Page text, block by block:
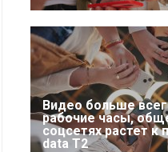
Видео больше
рабочие часы,
соцсетях растет к
data T2